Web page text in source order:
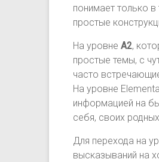
понимает только
простые
На уровне A2,
простые темы, с
часто
На уровне
информацией на
себя, своих
Для перехода на
высказываний на